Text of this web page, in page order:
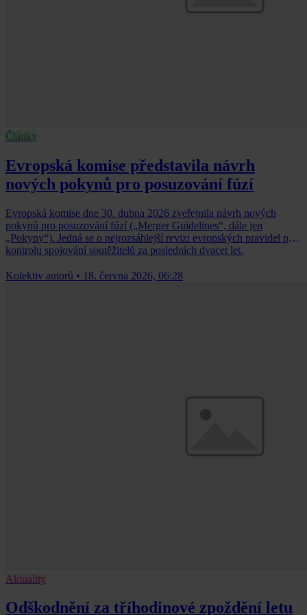
Články
Evropská komise představila návrh
nových pokynů pro posuzování fúzí
Evropská komise dne 30. dubna 2026 zveřejnila návrh nových
pokynů pro posuzování fúzí („Merger Guidelines“, dále jen
„Pokyny“). Jedná se o nejrozsáhlejší revizi evropských pravidel pro
kontrolu spojování soutěžitelů za posledních dvacet let.
Kolektiv autorů • 18. června 2026, 06:28
Aktuality
Odškodnění za tříhodinové zpoždění letu